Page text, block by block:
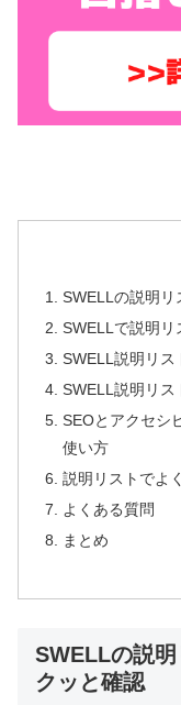
SWELLの説明
SWELLで説明
SWELL説明リス
SWELL説明リス
SEOとアクセシ
使い方
説明リストでよ
よくある質問
まとめ
SWELLの説
クッと確認